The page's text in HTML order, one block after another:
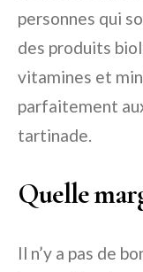
personnes qui
des produits
vitamines et
parfaitement
tartinade.
Quelle
Il n’y a pas de